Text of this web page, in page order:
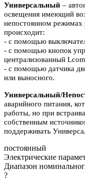
Универсальный –
освещения имеющий
непостоянном режимах
происходит:
- с помощью
- с помощью кнопок
централизованный
- с помощью датчика
или выносного.
Универсальный/
аварийного питания,
работы, но при
собственным
поддерживать
постоянный
Электрические
Диапазон
?